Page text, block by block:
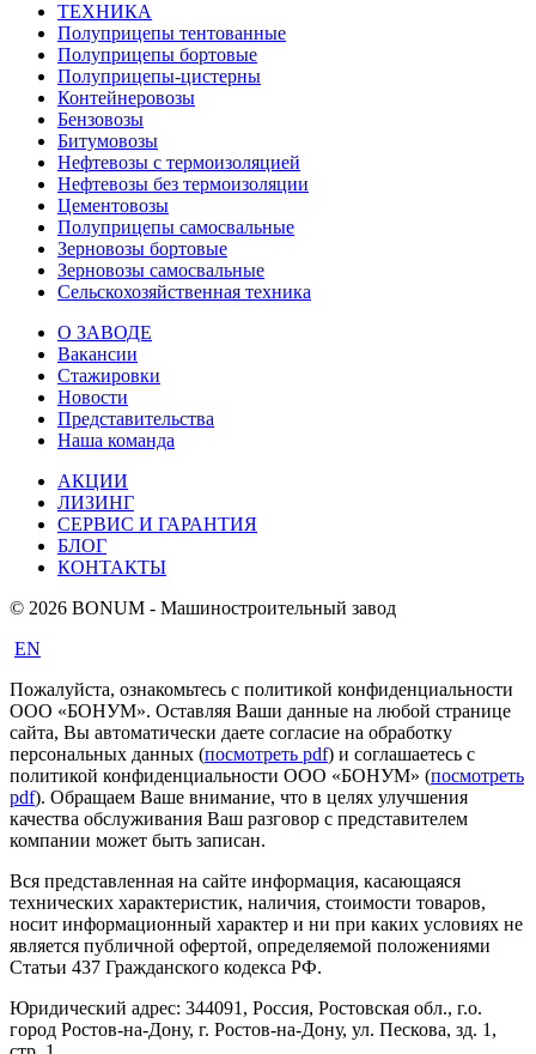
ТЕХНИКА
Полуприцепы тентованные
Полуприцепы бортовые
Полуприцепы-цистерны
Контейнеровозы
Бензовозы
Битумовозы
Нефтевозы с термоизоляцией
Нефтевозы без термоизоляции
Цементовозы
Полуприцепы самосвальные
Зерновозы бортовые
Зерновозы самосвальные
Сельскохозяйственная техника
О ЗАВОДЕ
Вакансии
Стажировки
Новости
Представительства
Наша команда
АКЦИИ
ЛИЗИНГ
СЕРВИС И ГАРАНТИЯ
БЛОГ
КОНТАКТЫ
© 2026 BONUM - Машиностроительный завод
EN
Пожалуйста, ознакомьтесь с политикой конфиденциальности
ООО «БОНУМ». Оставляя Ваши данные на любой странице
сайта, Вы автоматически даете согласие на обработку
персональных данных (посмотреть pdf) и соглашаетесь с
политикой конфиденциальности ООО «БОНУМ» (посмотреть
pdf). Обращаем Ваше внимание, что в целях улучшения
качества обслуживания Ваш разговор с представителем
компании может быть записан.
Вся представленная на сайте информация, касающаяся
технических характеристик, наличия, стоимости товаров,
носит информационный характер и ни при каких условиях не
является публичной офертой, определяемой положениями
Статьи 437 Гражданского кодекса РФ.
Юридический адрес: 344091, Россия, Ростовская обл., г.о.
город Ростов-на-Дону, г. Ростов-на-Дону, ул. Пескова, зд. 1,